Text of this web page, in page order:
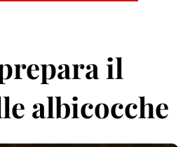
il
albicocche